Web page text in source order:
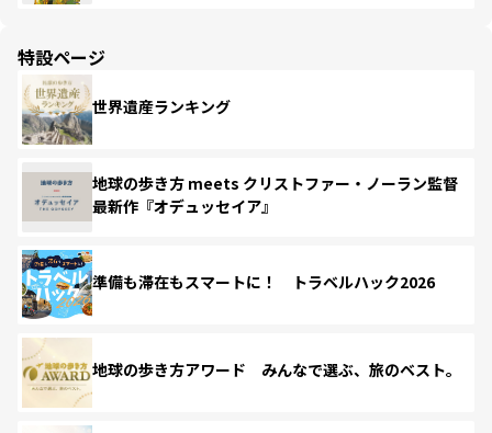
特設ページ
世界遺産ランキング
地球の歩き方 meets クリストファー・ノーラン監督
最新作『オデュッセイア』
準備も滞在もスマートに！ トラベルハック2026
地球の歩き方アワード みんなで選ぶ、旅のベスト。